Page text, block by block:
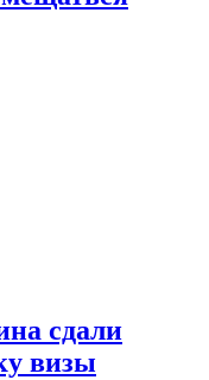
сдали
визы